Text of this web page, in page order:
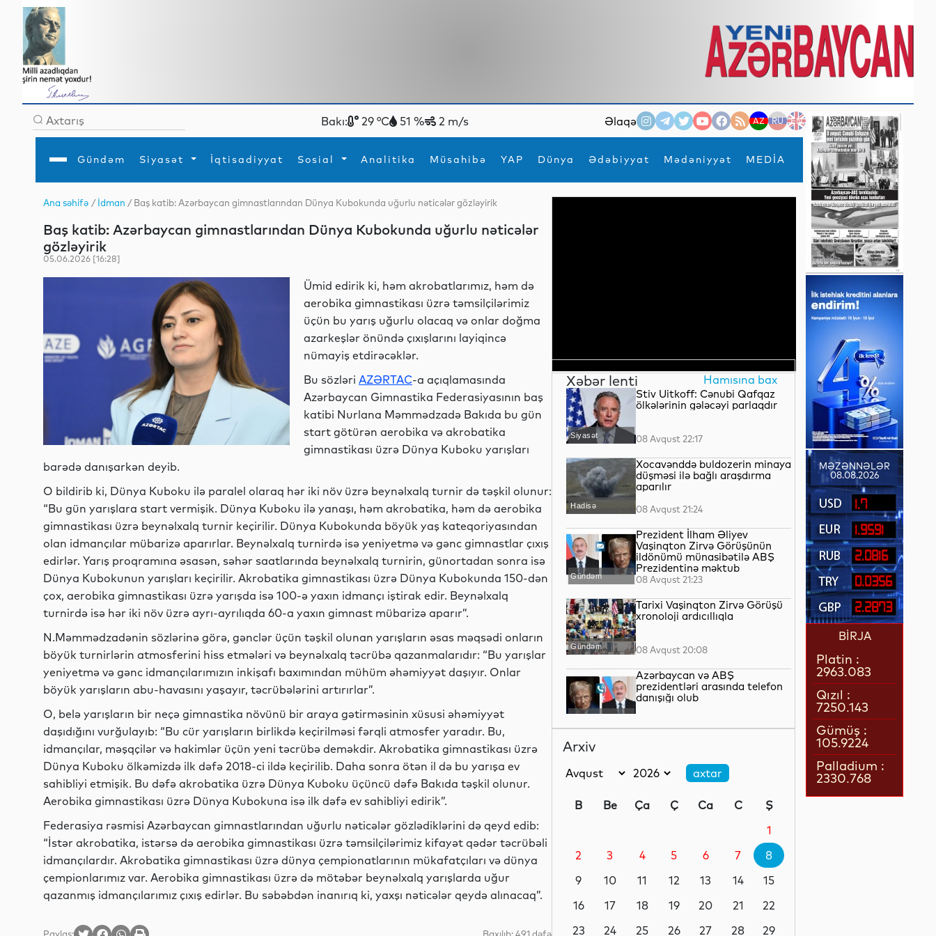
Bakı: 29 °C 51 % 2 m/s Əlaqə AZ RU EN
Gündəm Siyasət İqtisadiyyat Sosial Analitika Müsahibə YAP Dünya Ədəbiyyat Mədəniyyət MEDİA
×
Gündəm
İqtisadiyyat
YAP
Analitika
Mədəniyyət
MEDİA
Xarici siyasətTurizm
Diaspor
İdman Yeni texnologiyalar
Ana səhifə /İdman / Baş katib: Azərbaycan gimnastlarından Dünya Kubokunda uğurlu nəticələr gözləyirik
Baş katib: Azərbaycan gimnastlarından Dünya Kubokunda uğurlu nəticələr
gözləyirik
05.06.2026 [16:28]
Ümid edirik ki, həm akrobatlarımız, həm də
aerobika gimnastikası üzrə təmsilçilərimiz
üçün bu yarış uğurlu olacaq və onlar doğma
azarkeşlər önündə çıxışlarını layiqincə
nümayiş etdirəcəklər.
Bu sözləri AZƏRTAC-a açıqlamasında
Azərbaycan Gimnastika Federasiyasının baş
katibi Nurlana Məmmədzadə Bakıda bu gün
start götürən aerobika və akrobatika
gimnastikası üzrə Dünya Kuboku yarışları
barədə danışarkən deyib.
O bildirib ki, Dünya Kuboku ilə paralel olaraq hər iki növ üzrə beynəlxalq turnir də təşkil olunur:
“Bu gün yarışlara start vermişik. Dünya Kuboku ilə yanaşı, həm akrobatika, həm də aerobika
gimnastikası üzrə beynəlxalq turnir keçirilir. Dünya Kubokunda böyük yaş kateqoriyasından
olan idmançılar mübarizə aparırlar. Beynəlxalq turnirdə isə yeniyetmə və gənc gimnastlar çıxış
edirlər. Yarış proqramına əsasən, səhər saatlarında beynəlxalq turnirin, günortadan sonra isə
Dünya Kubokunun yarışları keçirilir. Akrobatika gimnastikası üzrə Dünya Kubokunda 150-dən
çox, aerobika gimnastikası üzrə yarışda isə 100-ə yaxın idmançı iştirak edir. Beynəlxalq
turnirdə isə hər iki növ üzrə ayrı-ayrılıqda 60-a yaxın gimnast mübarizə aparır”.
N.Məmmədzadənin sözlərinə görə, gənclər üçün təşkil olunan yarışların əsas məqsədi onların
böyük turnirlərin atmosferini hiss etmələri və beynəlxalq təcrübə qazanmalarıdır: “Bu yarışlar
yeniyetmə və gənc idmançılarımızın inkişafı baxımından mühüm əhəmiyyət daşıyır. Onlar
böyük yarışların abu-havasını yaşayır, təcrübələrini artırırlar”.
O, belə yarışların bir neçə gimnastika növünü bir araya gətirməsinin xüsusi əhəmiyyət
daşıdığını vurğulayıb: “Bu cür yarışların birlikdə keçirilməsi fərqli atmosfer yaradır. Bu,
idmançılar, məşqçilər və hakimlər üçün yeni təcrübə deməkdir. Akrobatika gimnastikası üzrə
Dünya Kuboku ölkəmizdə ilk dəfə 2018-ci ildə keçirilib. Daha sonra ötən il də bu yarışa ev
sahibliyi etmişik. Bu dəfə akrobatika üzrə Dünya Kuboku üçüncü dəfə Bakıda təşkil olunur.
Aerobika gimnastikası üzrə Dünya Kubokuna isə ilk dəfə ev sahibliyi edirik”.
Federasiya rəsmisi Azərbaycan gimnastlarından uğurlu nəticələr gözlədiklərini də qeyd edib:
“İstər akrobatika, istərsə də aerobika gimnastikası üzrə təmsilçilərimiz kifayət qədər təcrübəli
idmançılardır. Akrobatika gimnastikası üzrə dünya çempionatlarının mükafatçıları və dünya
çempionlarımız var. Aerobika gimnastikası üzrə də mötəbər beynəlxalq yarışlarda uğur
qazanmış idmançılarımız çıxış edirlər. Bu səbəbdən inanırıq ki, yaxşı nəticələr qeydə alınacaq”.
Xəbər lenti Hamısına bax
Siyasət
Stiv Uitkoff: Cənubi Qafqaz
ölkələrinin gələcəyi parlaqdır
08 Avqust 22:17
Hadisə
Xocavənddə buldozerin minaya
düşməsi ilə bağlı araşdırma
aparılır
08 Avqust 21:24
Gündəm
Prezident İlham Əliyev
Vaşinqton Zirvə Görüşünün
ildönümü münasibətilə ABŞ
Prezidentinə məktub
ünvanlayıb
08 Avqust 21:23
Gündəm
Tarixi Vaşinqton Zirvə Görüşü
xronoloji ardıcıllıqla
08 Avqust 20:08
Gündəm
Azərbaycan və ABŞ
prezidentləri arasında telefon
danışığı olub
Sosial
40 dərəcəyədək yüksələcək
08 Avqust 16:39
Analitik
Müharibənin və sülhün qalibi
08 Avqust 15:22
Arxiv
B Be Ça Ç Ca C
Ş
1
2
3 4 5 6 7
8
9
10 11 12 13 14
15
16
17 18 19 20 21
22
23
24 25 26 27 28
29
MƏZƏNNƏLƏR
08.08.2026
1.7
1.9591
2.0816
0.0356
2.2873
BİRJA
Platin :
2963.083
Qızıl :
7250.143
Gümüş :
105.9224
Palladium :
2330.768